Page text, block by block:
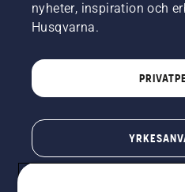
nyheter, inspiration och
Husqvarna.